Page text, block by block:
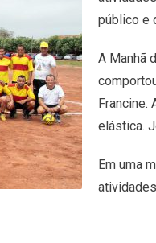
público e
A Manhã
elástica.
Em uma